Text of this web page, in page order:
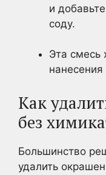
и
соду.
Эта смесь
нанесения
Как
без
Большинство
удалить